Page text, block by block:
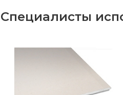
Специалисты